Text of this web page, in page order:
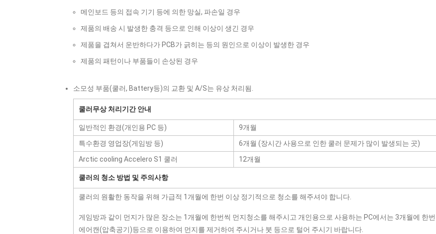
메인보드 등의 접속 기기 등에 의한 망실, 파손일 경우
제품의 배송 시 발생한 충격 등으로 인해 이상이 생긴 경우
제품을 겹쳐서 운반하다가 PCB가 긁히는 등의 원인으로 이상이 발생한 경우
제품의 패턴이나 부품들이 손상된 경우
소모성 부품(쿨러, Battery등)의 교환 및 A/S는 유상 처리됨.
쿨러무상 처리기간 안내
일반적인 환경(개인용 PC 등)
9개월
특수환경 영업장(게임방 등)
6개월 (장시간 사용으로 인한 쿨러 문제가 많이 발생되는 곳)
Arctic cooling Accelero S1 쿨러
12개월
쿨러의 청소 방법 및 주의사항
쿨러의 원활한 동작을 위해 가급적 1개월에 한번 이상 정기적으로 청소를 해주셔야 합니다.
게임방과 같이 먼지가 많은 장소는 1개월에 한번씩 먼지청소를 해주시고 개인용으로 사용하는 PC에서는 3개월에 한
에어캔(압축공기)등으로 이용하여 먼지를 제거하여 주시거나 붓 등으로 털어 주시기 바랍니다.